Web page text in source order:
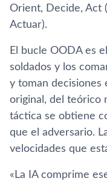
Orient, Decide, Act
Actuar).
El bucle OODA es
soldados y los
y toman decisiones
original, del teórico
táctica se obtiene
que el adversario.
velocidades que
«La IA comprime